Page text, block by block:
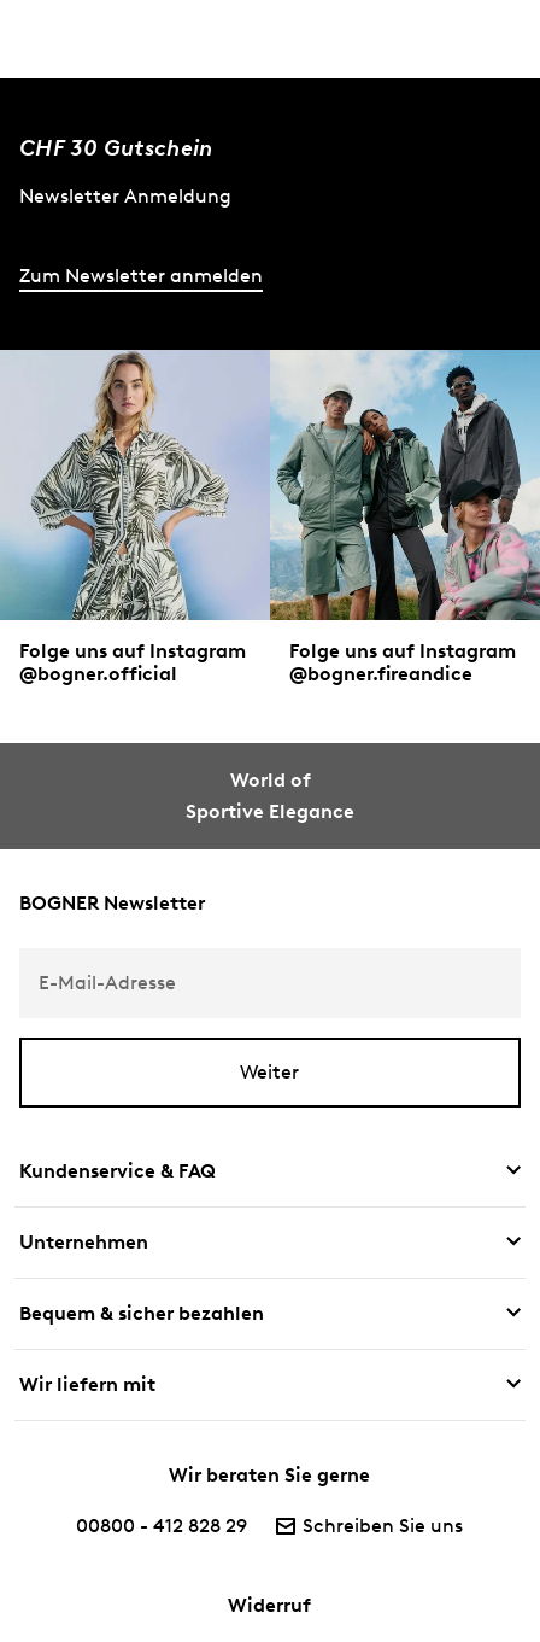
CHF 30 Gutschein
Newsletter Anmeldung
Zum Newsletter anmelden
Folge uns auf Instagram
@bogner.official
Folge uns auf Instagram
@bogner.fireandice
World of
Sportive Elegance
Kundenservice & FAQ
Unternehmen
Bequem & sicher bezahlen
Wir liefern mit
Wir beraten Sie gerne
00800 - 412 828 29 Schreiben Sie uns
Widerruf
BOGNER Newsletter
E-Mail-Adresse
Weiter